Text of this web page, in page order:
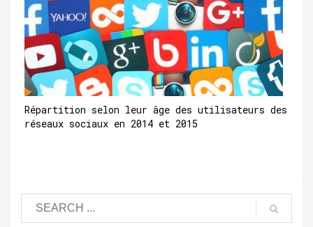
Répartition selon leur âge des utilisateurs des
réseaux sociaux en 2014 et 2015